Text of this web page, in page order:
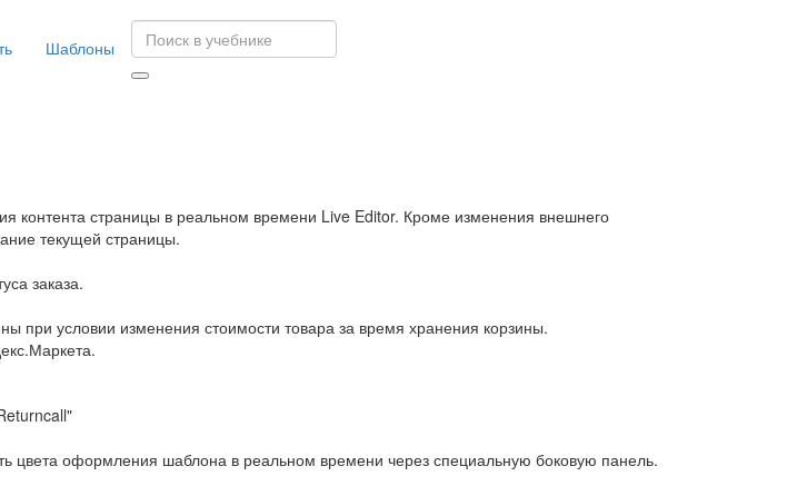
Шаблоны
контента страницы в реальном времени Live Editor. Кроме изменения внешнего
текущей страницы.
заказа.
при условии изменения стоимости товара за время хранения корзины.
цвета оформления шаблона в реальном времени через специальную боковую панель.